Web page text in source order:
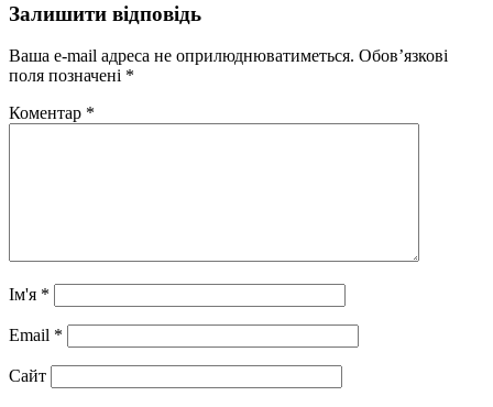
Залишити відповідь
Ваша e-mail адреса не оприлюднюватиметься. Обов’язкові
поля позначені *
Коментар *
Ім'я *
Email *
Сайт